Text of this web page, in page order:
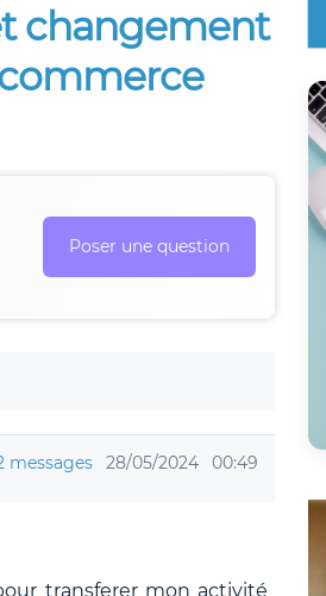
changement
Poser une question
messages 28/05/2024 00:49
transferer mon activité